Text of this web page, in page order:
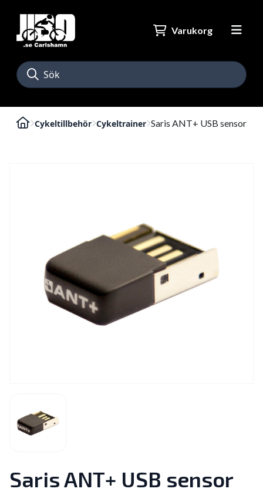
Varukorg
Cykeltillbehör Cykeltrainer Saris ANT+ USB sensor
Saris ANT+ USB sensor